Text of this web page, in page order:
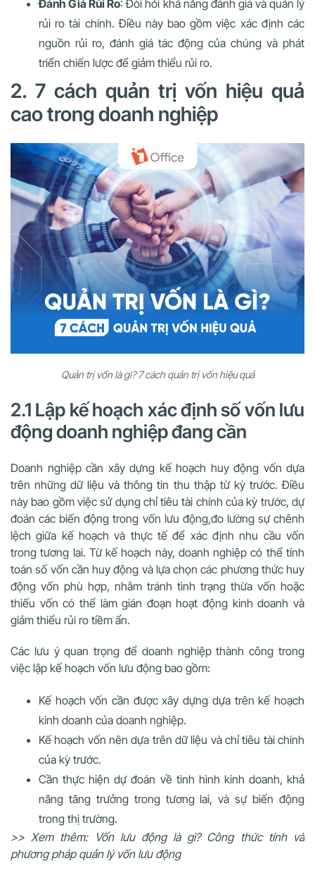
Đánh Giá Rủi Ro: Đòi hỏi khả năng đánh giá và quản lý
rủi ro tài chính. Điều này bao gồm việc xác định các
nguồn rủi ro, đánh giá tác động của chúng và phát
triển chiến lược để giảm thiểu rủi ro.
2. 7 cách quản trị vốn hiệu quả
cao trong doanh nghiệp
Quản trị vốn là gì? 7 cách quản trị vốn hiệu quả
2.1 Lập kế hoạch xác định số vốn lưu
động doanh nghiệp đang cần
Doanh nghiệp cần xây dựng kế hoạch huy động vốn dựa
trên những dữ liệu và thông tin thu thập từ kỳ trước. Điều
này bao gồm việc sử dụng chỉ tiêu tài chính của kỳ trước, dự
đoán các biến động trong vốn lưu động,đo lường sự chênh
lệch giữa kế hoạch và thực tế để xác định nhu cầu vốn
trong tương lai. Từ kế hoạch này, doanh nghiệp có thể tính
toán số vốn cần huy động và lựa chọn các phương thức huy
động vốn phù hợp, nhằm tránh tình trạng thừa vốn hoặc
thiếu vốn có thể làm gián đoạn hoạt động kinh doanh và
giảm thiểu rủi ro tiềm ẩn.
Các lưu ý quan trọng để doanh nghiệp thành công trong
việc lập kế hoạch vốn lưu động bao gồm:
Kế hoạch vốn cần được xây dựng dựa trên kế hoạch
kinh doanh của doanh nghiệp.
Kế hoạch vốn nên dựa trên dữ liệu và chỉ tiêu tài chính
của kỳ trước.
Cần thực hiện dự đoán về tình hình kinh doanh, khả
năng tăng trưởng trong tương lai, và sự biến động
trong thị trường.
>> Xem thêm: Vốn lưu động là gì? Công thức tính và
phương pháp quản lý vốn lưu động